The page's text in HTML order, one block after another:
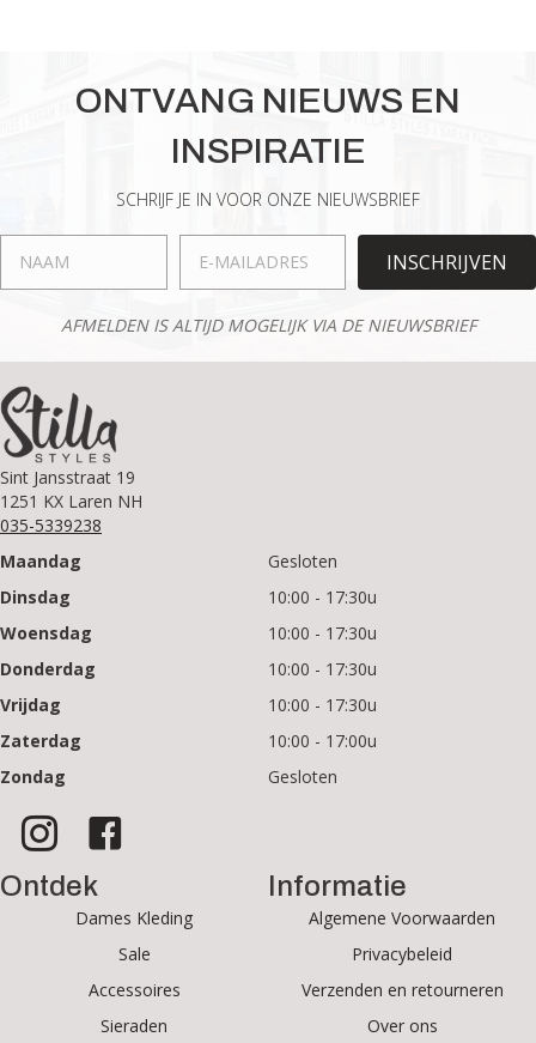
ONTVANG NIEUWS EN
INSPIRATIE
SCHRIJF JE IN VOOR ONZE NIEUWSBRIEF
INSCHRIJVEN
AFMELDEN IS ALTIJD MOGELIJK VIA DE NIEUWSBRIEF
Sint Jansstraat 19
1251 KX Laren NH
035-5339238
Maandag
Gesloten
Dinsdag
10:00 - 17:30u
Woensdag
10:00 - 17:30u
Donderdag
10:00 - 17:30u
Vrijdag
10:00 - 17:30u
Zaterdag
10:00 - 17:00u
Zondag
Gesloten
Ontdek
Dames Kleding
Sale
Accessoires
Sieraden
Informatie
Algemene Voorwaarden
Privacybeleid
Verzenden en retourneren
Over ons